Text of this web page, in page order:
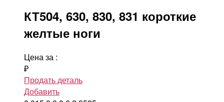
КТ504, 630, 830, 831 короткие
желтые ноги
Цена за :
₽
Продать деталь
Добавить